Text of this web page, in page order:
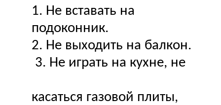
1. Не вставать на
подоконник.
2. Не выходить на балкон.
3. Не играть на кухне, не
касаться газовой плиты,